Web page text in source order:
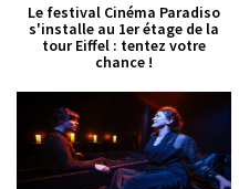
Le festival Cinéma Paradiso
s'installe au 1er étage de la
tour Eiffel : tentez votre
chance !